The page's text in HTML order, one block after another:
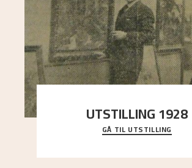
UTSTILLING 1928
Då Astrup døydde i 1928, tok
Kaland og Simon Thorbjørnsen
GÅ TIL UTSTILLING